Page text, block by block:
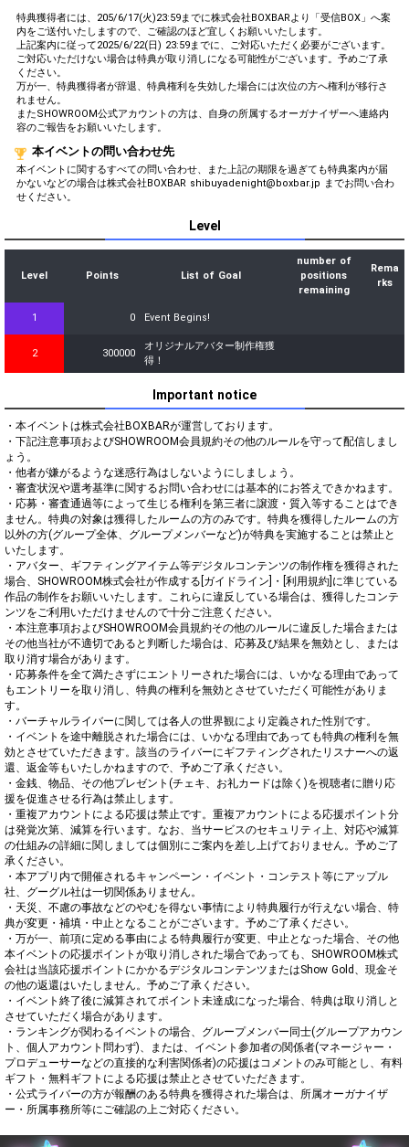
特典獲得者には、205/6/17(火)23:59までに株式会社BOXBARより「受信BOX」へ案
内をご送付いたしますので、ご確認のほど宜しくお願いいたします。
上記案内に従って2025/6/22(日) 23:59までに、ご対応いただく必要がございます。
ご対応いただけない場合は特典が取り消しになる可能性がございます。予めご了承
ください。
万が一、特典獲得者が辞退、特典権利を失効した場合には次位の方へ権利が移行さ
れません。
またSHOWROOM公式アカウントの方は、自身の所属するオーガナイザーへ連絡内
容のご報告をお願いいたします。
本イベントの問い合わせ先
本イベントに関するすべての問い合わせ、また上記の期限を過ぎても特典案内が届
かないなどの場合は株式会社BOXBAR shibuyadenight@boxbar.jp までお問い合わ
せください。
Level
Level Points List of Goal
number of
positions
remaining
Rema
rks
1 0 Event Begins!
2 300000
オリジナルアバター制作権獲
得！
Important notice
・本イベントは株式会社BOXBARが運営しております。
・下記注意事項およびSHOWROOM会員規約その他のルールを守って配信しまし
ょう。
・他者が嫌がるような迷惑行為はしないようにしましょう。
・審査状況や選考基準に関するお問い合わせには基本的にお答えできかねます。
・応募・審査通過等によって生じる権利を第三者に譲渡・質入等することはでき
ません。特典の対象は獲得したルームの方のみです。特典を獲得したルームの方
以外の方(グループ全体、グループメンバーなど)が特典を実施することは禁止と
いたします。
・アバター、ギフティングアイテム等デジタルコンテンツの制作権を獲得された
場合、SHOWROOM株式会社が作成する[ガイドライン]・[利用規約]に準じている
作品の制作をお願いいたします。これらに違反している場合は、獲得したコンテ
ンツをご利用いただけませんので十分ご注意ください。
・本注意事項およびSHOWROOM会員規約その他のルールに違反した場合または
その他当社が不適切であると判断した場合は、応募及び結果を無効とし、または
取り消す場合があります。
・応募条件を全て満たさずにエントリーされた場合には、いかなる理由であって
もエントリーを取り消し、特典の権利を無効とさせていただく可能性がありま
す。
・バーチャルライバーに関しては各人の世界観により定義された性別です。
・イベントを途中離脱された場合には、いかなる理由であっても特典の権利を無
効とさせていただきます。該当のライバーにギフティングされたリスナーへの返
還、返金等もいたしかねますので、予めご了承ください。
・金銭、物品、その他プレゼント(チェキ、お礼カードは除く)を視聴者に贈り応
援を促進させる行為は禁止します。
・重複アカウントによる応援は禁止です。重複アカウントによる応援ポイント分
は発覚次第、減算を行います。なお、当サービスのセキュリティ上、対応や減算
の仕組みの詳細に関しましては個別にご案内を差し上げておりません。予めご了
承ください。
・本アプリ内で開催されるキャンペーン・イベント・コンテスト等にアップル
社、グーグル社は一切関係ありません。
・天災、不慮の事故などのやむを得ない事情により特典履行が行えない場合、特
典が変更・補填・中止となることがございます。予めご了承ください。
・万が一、前項に定める事由による特典履行が変更、中止となった場合、その他
本イベントの応援ポイントが取り消しされた場合であっても、SHOWROOM株式
会社は当該応援ポイントにかかるデジタルコンテンツまたはShow Gold、現金そ
の他の返還はいたしません。予めご了承ください。
・イベント終了後に減算されてポイント未達成になった場合、特典は取り消しと
させていただく場合があります。
・ランキングが関わるイベントの場合、グループメンバー同士(グループアカウン
ト、個人アカウント問わず)、または、イベント参加者の関係者(マネージャー・
プロデューサーなどの直接的な利害関係者)の応援はコメントのみ可能とし、有料
ギフト・無料ギフトによる応援は禁止とさせていただきます。
・公式ライバーの方が報酬のある特典を獲得された場合は、所属オーガナイザ